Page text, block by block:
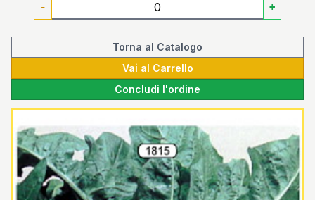
- +
Torna al Catalogo
Vai al Carrello
Concludi l'ordine